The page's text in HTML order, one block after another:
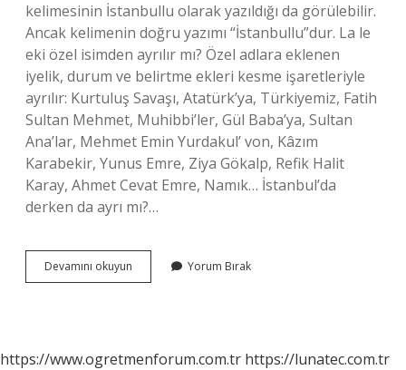
kelimesinin İstanbullu olarak yazıldığı da görülebilir.
Ancak kelimenin doğru yazımı “İstanbullu”dur. La le
eki özel isimden ayrılır mı? Özel adlara eklenen
iyelik, durum ve belirtme ekleri kesme işaretleriyle
ayrılır: Kurtuluş Savaşı, Atatürk’ya, Türkiyemiz, Fatih
Sultan Mehmet, Muhibbi’ler, Gül Baba’ya, Sultan
Ana’lar, Mehmet Emin Yurdakul’ von, Kâzım
Karabekir, Yunus Emre, Ziya Gökalp, Refik Halit
Karay, Ahmet Cevat Emre, Namık… İstanbul’da
derken da ayrı mı?…
Devamını okuyun Istanbullu
Ayrılır
Yorum Bırak
https://www.ogretmenforum.com.tr https://lunatec.com.tr